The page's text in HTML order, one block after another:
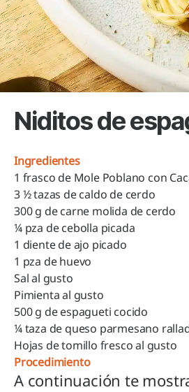
Niditos de
Ingredientes
1 frasco de Mole Poblano con
3 ½ tazas de caldo de cerdo
300 g de carne molida de cerdo
¼ pza de cebolla picada
1 diente de ajo picado
1 pza de huevo
Sal al gusto
Pimienta al gusto
500 g de espagueti cocido
¼ taza de queso parmesano
Hojas de tomillo fresco al gusto
Procedimiento
A continuación te